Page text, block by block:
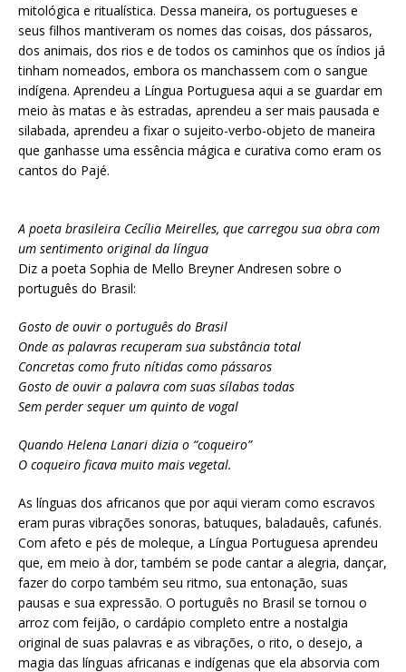
mitológica e ritualística. Dessa maneira, os portugueses e
seus filhos mantiveram os nomes das coisas, dos pássaros,
dos animais, dos rios e de todos os caminhos que os índios já
tinham nomeados, embora os manchassem com o sangue
indígena. Aprendeu a Língua Portuguesa aqui a se guardar em
meio às matas e às estradas, aprendeu a ser mais pausada e
silabada, aprendeu a fixar o sujeito-verbo-objeto de maneira
que ganhasse uma essência mágica e curativa como eram os
cantos do Pajé.
A poeta brasileira Cecília Meirelles, que carregou sua obra com
um sentimento original da língua
Diz a poeta Sophia de Mello Breyner Andresen sobre o
português do Brasil:
Gosto de ouvir o português do Brasil
Onde as palavras recuperam sua substância total
Concretas como fruto nítidas como pássaros
Gosto de ouvir a palavra com suas sílabas todas
Sem perder sequer um quinto de vogal
Quando Helena Lanari dizia o “coqueiro”
O coqueiro ficava muito mais vegetal.
As línguas dos africanos que por aqui vieram como escravos
eram puras vibrações sonoras, batuques, baladauês, cafunés.
Com afeto e pés de moleque, a Língua Portuguesa aprendeu
que, em meio à dor, também se pode cantar a alegria, dançar,
fazer do corpo também seu ritmo, sua entonação, suas
pausas e sua expressão. O português no Brasil se tornou o
arroz com feijão, o cardápio completo entre a nostalgia
original de suas palavras e as vibrações, o rito, o desejo, a
magia das línguas africanas e indígenas que ela absorvia com